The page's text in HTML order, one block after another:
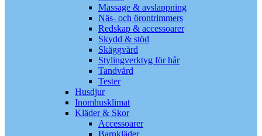
Massage & avslappning
Näs- och örontrimmers
Redskap & accessoarer
Skydd & stöd
Skäggvård
Stylingverktyg för hår
Tandvård
Tester
Husdjur
Inomhusklimat
Kläder & Skor
Accessoarer
Barnkläder